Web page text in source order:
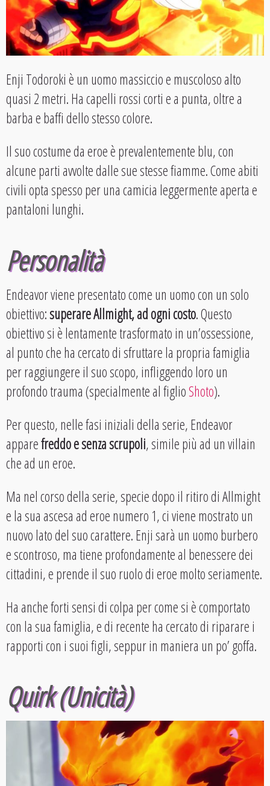
Enji Todoroki è un uomo massiccio e muscoloso alto
quasi 2 metri. Ha capelli rossi corti e a punta, oltre a
barba e baffi dello stesso colore.
Il suo costume da eroe è prevalentemente blu, con
alcune parti avvolte dalle sue stesse fiamme. Come abiti
civili opta spesso per una camicia leggermente aperta e
pantaloni lunghi.
Personalità
Endeavor viene presentato come un uomo con un solo
obiettivo:superare Allmight, ad ogni costo. Questo
obiettivo si è lentamente trasformato in un’ossessione,
al punto che ha cercato di sfruttare la propria famiglia
per raggiungere il suo scopo, infliggendo loro un
profondo trauma (specialmente al figlioShoto).
Per questo, nelle fasi iniziali della serie, Endeavor
apparefreddo e senza scrupoli, simile più ad un villain
che ad un eroe.
Ma nel corso della serie, specie dopo il ritiro di Allmight
e la sua ascesa ad eroe numero 1, ci viene mostrato un
nuovo lato del suo carattere. Enji sarà un uomo burbero
e scontroso, ma tiene profondamente al benessere dei
cittadini, e prende il suo ruolo di eroe molto seriamente.
Ha anche forti sensi di colpa per come si è comportato
con la sua famiglia, e di recente ha cercato di riparare i
rapporti con i suoi figli, seppur in maniera un po’ goffa.
Quirk (Unicità)